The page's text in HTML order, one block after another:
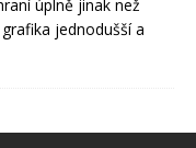
úplně jinak než
jednodušší a